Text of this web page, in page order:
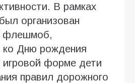
В рамках
организован
флешмоб,
ко Дню рождения
форме дети
правил дорожного